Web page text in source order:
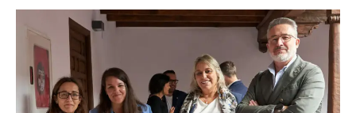
Diputación
FEDER
dedican
casi